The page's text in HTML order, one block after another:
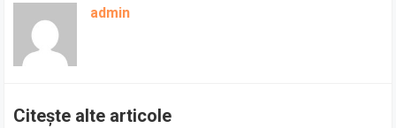
admin
Citește alte articole